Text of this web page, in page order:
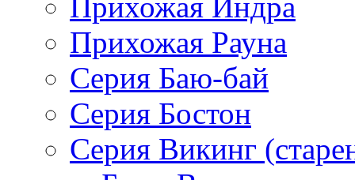
Прихожая Индра
Прихожая Рауна
Серия Баю-бай
Серия Бостон
Серия Викинг